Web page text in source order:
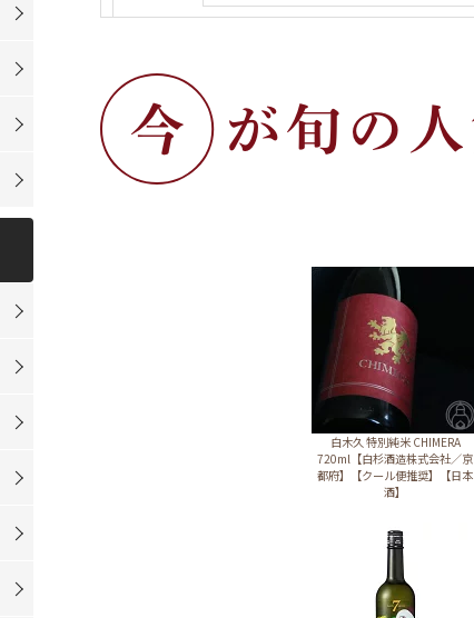
白木久 特別純米 CHIMERA
720ml【白杉酒造株式会社／京
都府】【クール便推奨】【日本
酒】